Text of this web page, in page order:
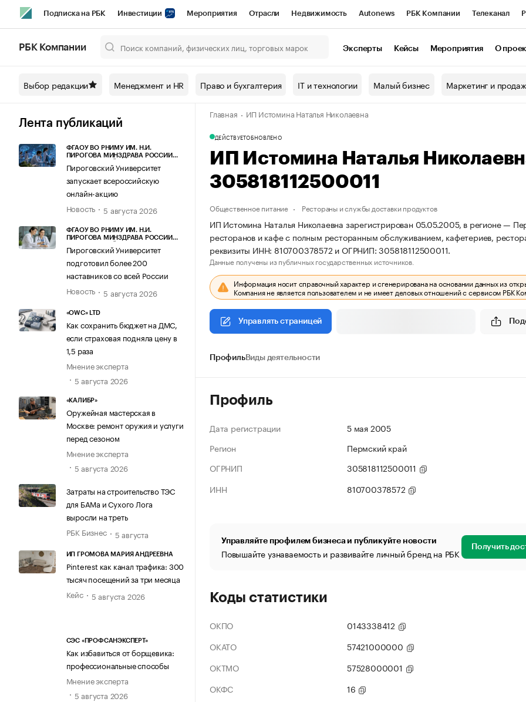
Подписка на РБК Инвестиции Мероприятия Отрасли Недвижимость Autonews РБК Компании Телеканал
Спецпроекты СПб Конференции СПб Спецпроекты Проверка контрагентов
Технологии и медиа Рынок наличной валюты
РБК Компании Эксперты Кейсы Мероприятия О
Выбор редакции Менеджмент и HR Право и бухгалтерия IT и технологии Малый бизнес Маркетинг и
Лента публикаций
ФГАОУ ВО РНИМУ ИМ. Н.И.
ПИРОГОВА МИНЗДРАВА РОССИИ
Пироговский Университет
запускает всероссийскую
онлайн-акцию
Новость
5 августа 2026
ФГАОУ ВО РНИМУ ИМ. Н.И.
ПИРОГОВА МИНЗДРАВА РОССИИ
Пироговский Университет
подготовил более 200
наставников со всей России
Новость
5 августа 2026
«OWC» LTD
Как сохранить бюджет на ДМС,
если страховая подняла цену в
1,5 раза
Мнение эксперта
5 августа 2026
«КАЛИБР»
Оружейная мастерская в
Москве: ремонт оружия и услуги
перед сезоном
Мнение эксперта
5 августа 2026
Затраты на строительство ТЭС
для БАМа и Сухого Лога
выросли на треть
РБК Бизнес
5 августа
ИП ГРОМОВА МАРИЯ АНДРЕЕВНА
Pinterest как канал трафика: 300
тысяч посещений за три месяца
Кейс
5 августа 2026
СЭС «ПРОФСАНЭКСПЕРТ»
Как избавиться от борщевика:
профессиональные способы
Мнение эксперта
5 августа 2026
Главная ИП Истомина Наталья Николаевна
ДЕЙСТВУЕТОБНОВЛЕНО
ИП Истомина Наталья
305818112500011
Общественное питание Рестораны и службы доставки продуктов
ИП Истомина Наталья Николаевна зарегистрирован 05.05.2005, в регионе —
ресторанов и кафе с полным ресторанным обслуживанием, кафетериев,
реквизиты ИНН: 810700378572 и ОГРНИП: 305818112500011.
Данные получены из публичных государственных источников.
Информация носит справочный характер и сгенерирована на основании данных из
Компания не является пользователем и не имеет деловых отношений с сервисом РБК
Управлять страницей
ПрофильВиды деятельности
Профиль
Дата регистрации
5 мая 2005
Регион
Пермский край
ОГРНИП
305818112500011
ИНН
810700378572
Управляйте профилем бизнеса и публикуйте новости
Повышайте узнаваемость и развивайте личный бренд на РБК Получить
Коды статистики
ОКПО
0143338412
ОКАТО
57421000000
ОКТМО
57528000001
ОКФС
16